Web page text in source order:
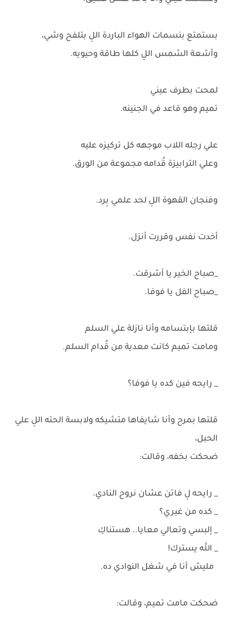
بستمتع بنسمات الهواء الباردة اللِ بتلفح وشي،
وأشعة الشمس اللِ كلها طاقة وحيويه.
لمحت بطرف عيني
تميم وهو قاعد في الجنينه.
علي رجله اللاب موجهه كل تركيزه عليه
وعلي الترابيزة قُدامه مجموعة من الورق.
وفنجان القهوة اللِ لحد علمي بِرد.
أخدت نفس وقررت أنزل.
_صباح الخير يا أشرقت.
_صباح الفل يا فوفا.
قلتها بإبتسامه وأنا نازلة علي السلم
ومامت تميم كانت معدية من قُدام السلم.
_ رايحه فين كده يا فوفا؟
قلتها بمرح وأنا شايفاها متشيكه ولابسة الحته اللِ علي
الحبل،
ضحكت بخفه، وقالت:
_ رايحه لِ فاتن عشان نروح النادي.
_ كده من غيري؟
_ إلبسي وتعالي معايا.. هستناكِ
_ الله يسترك!
مليش أنا في شغل النوادي ده.
ضحكت مامت تميم، وقالت: